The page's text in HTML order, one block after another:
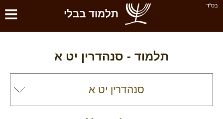
בס''ד ≡ תלמוד בבלי
תלמוד - סנהדרין יט א